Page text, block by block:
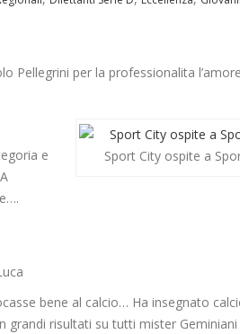
Pellegrini per la professionalita
Sport City ospite a
e
bene al calcio… Ha insegnato
risultati su tutti mister Geminiani